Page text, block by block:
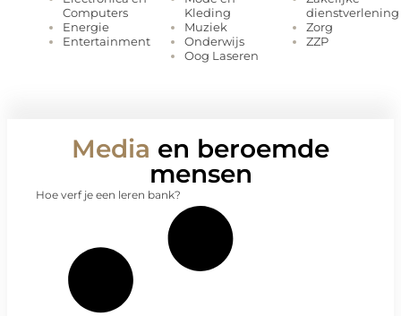
Computers
Energie
Entertainment
Kleding
Muziek
Onderwijs
Oog Laseren
dienstverlening
Zorg
ZZP
Media en beroemde
mensen
Hoe verf je een leren bank?